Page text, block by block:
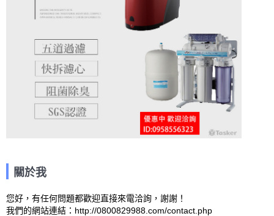
關於我
您好，有任何問題都歡迎直接來電洽詢，謝謝！
我們的網站連結：http://0800829988.com/contact.php